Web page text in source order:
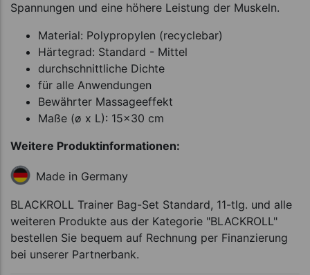
Spannungen und eine höhere Leistung der Muskeln.
Material: Polypropylen (recyclebar)
Härtegrad: Standard - Mittel
durchschnittliche Dichte
für alle Anwendungen
Bewährter Massageeffekt
Maße (ø x L): 15x30 cm
Weitere Produktinformationen:
Made in Germany
BLACKROLL Trainer Bag-Set Standard, 11-tlg. und alle
weiteren Produkte aus der Kategorie "BLACKROLL"
bestellen Sie bequem auf Rechnung per Finanzierung
bei unserer Partnerbank.